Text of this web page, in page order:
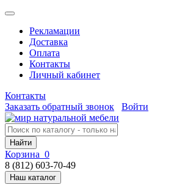
Рекламации
Доставка
Оплата
Контакты
Личный кабинет
Контакты
Заказать обратный звонок
Войти
Найти
Корзина 0
8 (812) 603-70-49
Наш каталог